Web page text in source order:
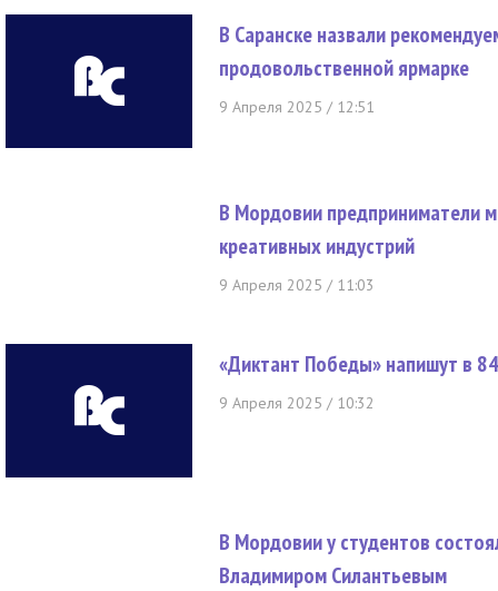
В Саранске назвали
продовольственной ярмарке
9 Апреля 2025 / 12:51
В Мордовии предприниматели
креативных индустрий
9 Апреля 2025 / 11:03
«Диктант Победы» напишут в
9 Апреля 2025 / 10:32
В Мордовии у студентов
Владимиром Силантьевым